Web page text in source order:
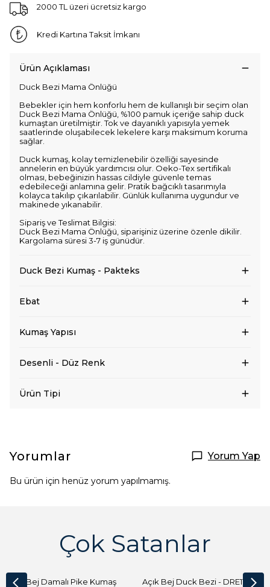
2000 TL üzeri ücretsiz kargo
Kredi Kartına Taksit İmkanı
Ürün Açıklaması
Duck Bezi Mama Önlüğü
Bebekler için hem konforlu hem de kullanışlı bir seçim olan
Duck Bezi Mama Önlüğü, %100 pamuk içeriğe sahip duck
kumaştan üretilmiştir. Tok ve dayanıklı yapısıyla yemek
saatlerinde oluşabilecek lekelere karşı maksimum koruma
sağlar.
Duck kumaş, kolay temizlenebilir özelliği sayesinde
annelerin en büyük yardımcısı olur. Oeko-Tex sertifikalı
olması, bebeğinizin hassas cildiyle güvenle temas
edebileceği anlamına gelir. Pratik bağcıklı tasarımıyla
kolayca takılıp çıkarılabilir. Günlük kullanıma uygundur ve
makinede yıkanabilir.
Sipariş ve Teslimat Bilgisi:
Duck Bezi Mama Önlüğü, siparişiniz üzerine özenle dikilir.
Kargolama süresi 3-7 iş günüdür.
Duck Bezi Kumaş - Pakteks
Ebat
Kumaş Yapısı
Desenli - Düz Renk
Ürün Tipi
Yorumlar Yorum Yap
Bu ürün için henüz yorum yapılmamış.
Çok Satanlar
Açık Bej Damalı Pike Kumaş Açık Bej Duck Bezi - DRE1144 Kumaş Peçete